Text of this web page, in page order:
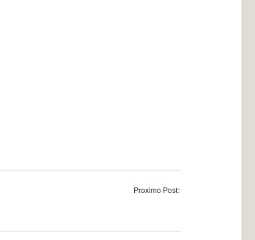
Proximo Post: